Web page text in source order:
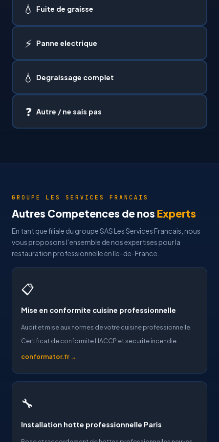
💧 Fuite de graisse
⚡ Panne electrique
💧 Degraissage complet
❓ Autre / ne sais pas
GROUPE LES SERVICES FRANCAIS
Autres Competences de nos Experts
En tant que filiale du groupe SAS Les Services Francais, nous
vous proposons l’ensemble de nos expertises pour la
restauration professionnelle en Ile-de-France.
📋
Mise en conformite cuisine professionnelle
Audit et mise aux normes de votre cuisine professionnelle.
Certificat de conformite HACCP et securite incendie.
conformator.fr →
🔧
Installation hotte professionnelle Paris